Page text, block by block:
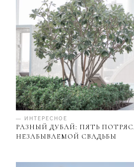
— ИНТЕРЕСНОЕ
РАЗНЫЙ ДУБАЙ: ПЯТЬ
НЕЗАБЫВАЕМОЙ СВАДЬБЫ